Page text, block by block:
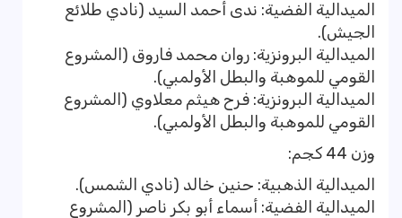
الميدالية الفضية: ندى أحمد السيد (نادي طلائع
الجيش).
الميدالية البرونزية: روان محمد فاروق (المشروع
القومي للموهبة والبطل الأولمبي).
الميدالية البرونزية: فرح هيثم معلاوي (المشروع
القومي للموهبة والبطل الأولمبي).
وزن 44 كجم:
الميدالية الذهبية: حنين خالد (نادي الشمس).
الميدالية الفضية: أسماء أبو بكر ناصر (المشروع